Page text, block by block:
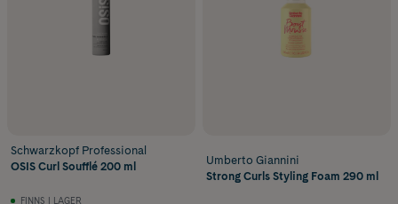
Schwarzkopf Professional
OSIS Curl Soufflé 200 ml
FINNS I LAGER
Umberto Giannini
Strong Curls Styling Foam 290 ml